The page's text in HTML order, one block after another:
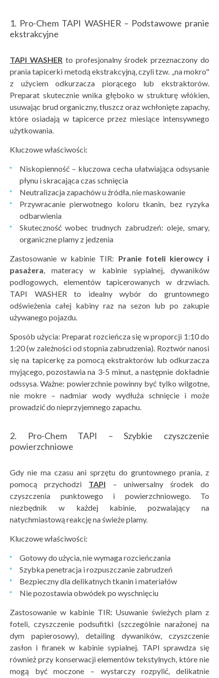
1. Pro-Chem TAPI WASHER – Podstawowe pranie
ekstrakcyjne
TAPI WASHER to profesjonalny środek przeznaczony do
prania tapicerki metodą ekstrakcyjną, czyli tzw. „na mokro"
z użyciem odkurzacza piorącego lub ekstraktorów.
Preparat skutecznie wnika głęboko w strukturę włókien,
usuwając brud organiczny, tłuszcz oraz wchłonięte zapachy,
które osiadają w tapicerce przez miesiące intensywnego
użytkowania.
Kluczowe właściwości:
Niskopienność – kluczowa cecha ułatwiająca odsysanie
płynu i skracająca czas schnięcia
Neutralizacja zapachów u źródła, nie maskowanie
Przywracanie pierwotnego koloru tkanin, bez ryzyka
odbarwienia
Skuteczność wobec trudnych zabrudzeń: oleje, smary,
organiczne plamy z jedzenia
Zastosowanie w kabinie TIR: Pranie foteli kierowcy i
pasażera, materacy w kabinie sypialnej, dywaników
podłogowych, elementów tapicerowanych w drzwiach.
TAPI WASHER to idealny wybór do gruntownego
odświeżenia całej kabiny raz na sezon lub po zakupie
używanego pojazdu.
Sposób użycia: Preparat rozcieńcza się w proporcji 1:10 do
1:20 (w zależności od stopnia zabrudzenia). Roztwór nanosi
się na tapicerkę za pomocą ekstraktorów lub odkurzacza
myjącego, pozostawia na 3-5 minut, a następnie dokładnie
odssysa. Ważne: powierzchnie powinny być tylko wilgotne,
nie mokre – nadmiar wody wydłuża schnięcie i może
prowadzić do nieprzyjemnego zapachu.
2. Pro-Chem TAPI – Szybkie czyszczenie
powierzchniowe
Gdy nie ma czasu ani sprzętu do gruntownego prania, z
pomocą przychodzi TAPI – uniwersalny środek do
czyszczenia punktowego i powierzchniowego. To
niezbędnik w każdej kabinie, pozwalający na
natychmiastową reakcję na świeże plamy.
Kluczowe właściwości:
Gotowy do użycia, nie wymaga rozcieńczania
Szybka penetracja i rozpuszczanie zabrudzeń
Bezpieczny dla delikatnych tkanin i materiałów
Nie pozostawia obwódek po wyschnięciu
Zastosowanie w kabinie TIR: Usuwanie świeżych plam z
foteli, czyszczenie podsufitki (szczególnie narażonej na
dym papierosowy), detailing dywaników, czyszczenie
zasłon i firanek w kabinie sypialnej. TAPI sprawdza się
również przy konserwacji elementów tekstylnych, które nie
mogą być moczone – wystarczy rozpylić, delikatnie